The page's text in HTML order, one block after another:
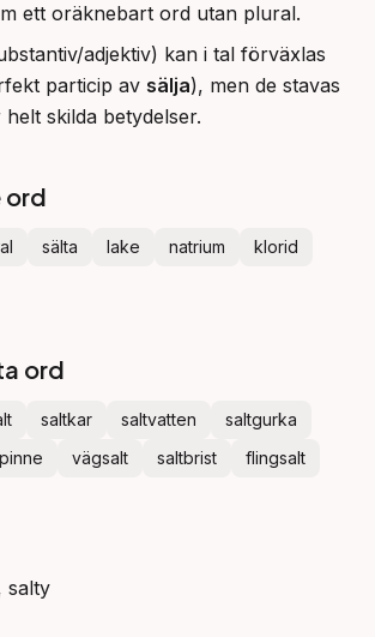
ett oräknebart ord utan plural.
adjektiv) kan i tal förväxlas
particip av sälja), men de stavas
skilda betydelser.
ord
sälta lake natrium
klorid
ord
saltkar saltvatten
saltgurka
vägsalt saltbrist flingsalt
salty